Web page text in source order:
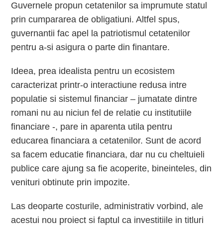
Guvernele propun cetatenilor sa imprumute statul
prin cumpararea de obligatiuni. Altfel spus,
guvernantii fac apel la patriotismul cetatenilor
pentru a-si asigura o parte din finantare.
Ideea, prea idealista pentru un ecosistem
caracterizat printr-o interactiune redusa intre
populatie si sistemul financiar – jumatate dintre
romani nu au niciun fel de relatie cu institutiile
financiare -, pare in aparenta utila pentru
educarea financiara a cetatenilor. Sunt de acord
sa facem educatie financiara, dar nu cu cheltuieli
publice care ajung sa fie acoperite, bineinteles, din
venituri obtinute prin impozite.
Las deoparte costurile, administrativ vorbind, ale
acestui nou proiect si faptul ca investitiile in titluri